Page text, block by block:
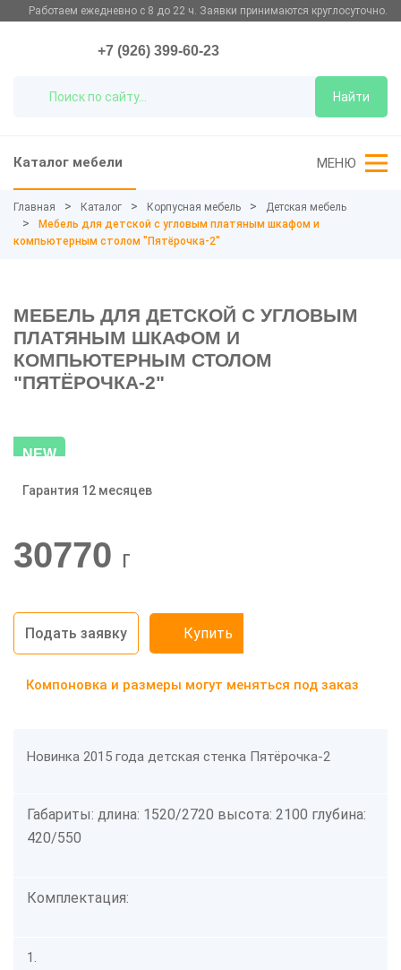
Работаем ежедневно с 8 до 22 ч. Заявки принимаются круглосуточно.
Найти
+7 (926) 399-60-23
Каталог мебели МЕНЮ
Главная Каталог Корпусная мебель
Детская мебель
Мебель для детской с угловым платяным шкафом и
компьютерным столом "Пятёрочка-2"
МЕБЕЛЬ ДЛЯ ДЕТСКОЙ С УГЛОВЫМ
ПЛАТЯНЫМ ШКАФОМ И
КОМПЬЮТЕРНЫМ СТОЛОМ
"ПЯТЁРОЧКА-2"
NEW
-20%
Гарантия 12 месяцев
30770 г
Подать заявку Купить
Компоновка и размеры могут меняться под заказ
Новинка 2015 года детская стенка Пятёрочка-2
Габариты: длина: 1520/2720 высота: 2100 глубина:
420/550
Комплектация:
1.